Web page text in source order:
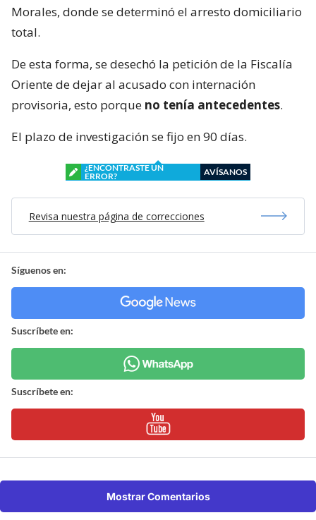
Morales, donde se determinó el arresto domiciliario
total.
De esta forma, se desechó la petición de la Fiscalía
Oriente de dejar al acusado con internación
provisoria, esto porque no tenía antecedentes.
El plazo de investigación se fijo en 90 días.
¿ENCONTRASTE UN
ERROR?
AVÍSANOS
Revisa nuestra página de correcciones
Síguenos en:
Suscríbete en:
Suscríbete en:
Mostrar Comentarios